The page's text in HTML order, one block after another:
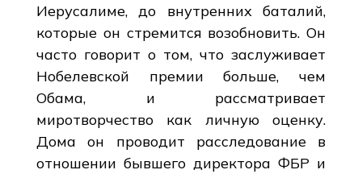
Иерусалиме, до внутренних баталий,
которые он стремится возобновить. Он
часто говорит о том, что заслуживает
Нобелевской премии больше, чем
Обама, и рассматривает
миротворчество как личную оценку.
Дома он проводит расследование в
отношении бывшего директора ФБР и